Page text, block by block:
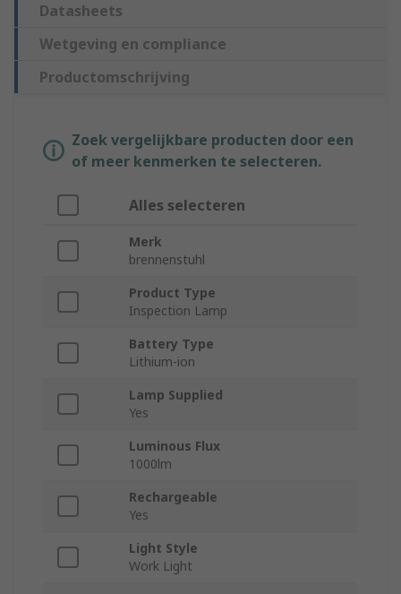
Datasheets
Wetgeving en compliance
Productomschrijving
Zoek vergelijkbare producten door een
of meer kenmerken te selecteren.
Alles selecteren
Merk
brennenstuhl
Product Type
Inspection Lamp
Battery Type
Lithium-ion
Lamp Supplied
Yes
Luminous Flux
1000lm
Rechargeable
Yes
Light Style
Work Light